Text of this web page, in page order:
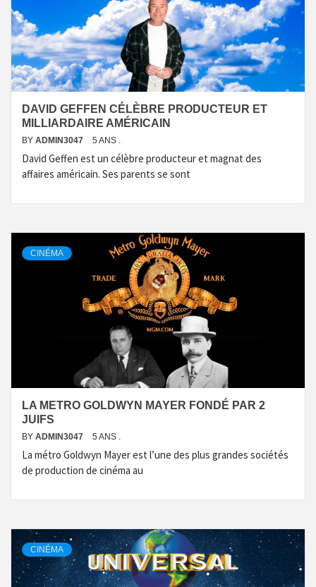
DAVID GEFFEN CÉLÈBRE PRODUCTEUR ET
MILLIARDAIRE AMÉRICAIN
BY ADMIN3047 5 ANS .
David Geffen est un célèbre producteur et magnat des
affaires américain. Ses parents se sont
CINÉMA
LA METRO GOLDWYN MAYER FONDÉ PAR 2
JUIFS
BY ADMIN3047 5 ANS .
La métro Goldwyn Mayer est l’une des plus grandes sociétés
de production de cinéma au
CINÉMA